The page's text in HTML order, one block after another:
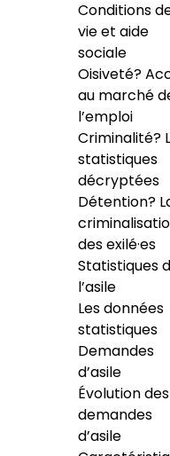
Conditions
vie et aide
sociale
Oisiveté?
au marché
l’emploi
Criminalité?
statistiques
décryptées
Détention?
des exilé·es
Statistiques
l’asile
Les données
statistiques
Demandes
d’asile
Évolution des
demandes
d’asile